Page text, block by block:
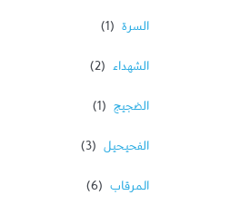
السرة
الشهداء
الضجيج
الفحيحيل
المرقاب